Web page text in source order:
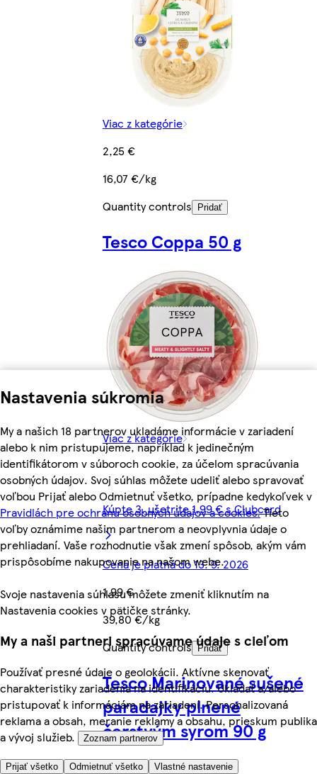
Nastavenia súkromia
My a našich 18 partnerov ukladáme informácie v zariadení
alebo k nim pristupujeme, napríklad k jedinečným
identifikátorom v súboroch cookie, za účelom spracúvania
osobných údajov. Svoj súhlas môžete udeliť alebo spravovať
voľbou Prijať alebo Odmietnuť všetko, prípadne kedykoľvek v
Pravidlách pre ochranu osobných údajov a cookies.Tieto
voľby oznámime našim partnerom a neovplyvnia údaje o
prehliadaní. Vaše rozhodnutie však zmení spôsob, akým vám
prispôsobíme nakupovanie na našom webe.
Svoje nastavenia súhlasu môžete zmeniť kliknutím na
Nastavenia cookies v pätičke stránky.
My a naši partneri spracúvame údaje s cieľom
Používať presné údaje o geolokácii. Aktívne skenovať
charakteristiky zariadenia na identifikáciu. Ukladať a/alebo
pristupovať k informáciám na zariadení. Personalizovaná
reklama a obsah, meranie reklamy a obsahu, prieskum publika
a vývoj služieb.
Zoznam partnerov
Prijať všetko Odmietnuť všetko Vlastné nastavenie
Viac z kategórie
2,25 €
16,07 €/kg
Quantity controls
Pridať
Tesco Coppa 50 g
Viac z kategórie
Kúpte 3, ušetrite 1,99 € s Clubcard
Cena je platná do 13. 9. 2026
1,99 €
39,80 €/kg
Quantity controls Pridať
Tesco Marinované sušené
paradajky plnené
čerstvým syrom 90 g